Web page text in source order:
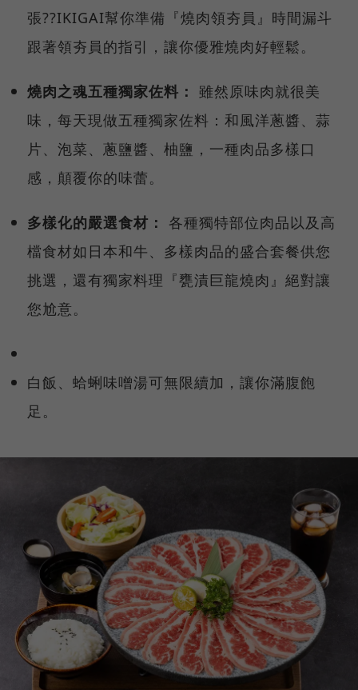
張??IKIGAI幫你準備『燒肉領夯員』時間漏斗
跟著領夯員的指引，讓你優雅燒肉好輕鬆。
燒肉之魂五種獨家佐料：
雖然原味肉就很美
味，每天現做五種獨家佐料：和風洋蔥醬、蒜
片、泡菜、蔥鹽醬、柚鹽，一種肉品多樣口
感，顛覆你的味蕾。
多樣化的嚴選食材：
各種獨特部位肉品以及高
檔食材如日本和牛、多樣肉品的盛合套餐供您
挑選，還有獨家料理『甕漬巨龍燒肉』絕對讓
您尬意。
白飯、蛤蜊味噌湯可無限續加，讓你滿腹飽
足。